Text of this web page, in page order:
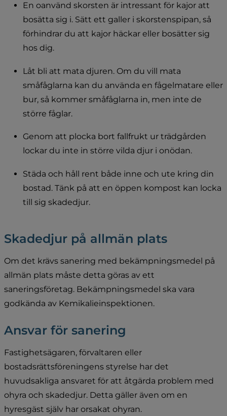
En oanvänd skorsten är intressant för kajor att
bosätta sig i. Sätt ett galler i skorstenspipan, så
förhindrar du att kajor häckar eller bosätter sig
hos dig.
Låt bli att mata djuren. Om du vill mata
småfåglarna kan du använda en fågelmatare eller
bur, så kommer småfåglarna in, men inte de
större fåglar.
Genom att plocka bort fallfrukt ur trädgården
lockar du inte in större vilda djur i onödan.
Städa och håll rent både inne och ute kring din
bostad. Tänk på att en öppen kompost kan locka
till sig skadedjur.
Skadedjur på allmän plats
Om det krävs sanering med bekämpningsmedel på
allmän plats måste detta göras av ett
saneringsföretag. Bekämpningsmedel ska vara
godkända av Kemikalieinspektionen.
Ansvar för sanering
Fastighetsägaren, förvaltaren eller
bostadsrättsföreningens styrelse har det
huvudsakliga ansvaret för att åtgärda problem med
ohyra och skadedjur. Detta gäller även om en
hyresgäst själv har orsakat ohyran.